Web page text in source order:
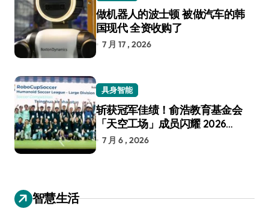
做机器人的波士顿 被做汽车的韩
国现代 全资收购了
7 月 17 , 2026
具身智能
斩获冠军佳绩！俞浩教育基金会
「天空工场」成员闪耀 2026
RoboCup 机器人世界杯
7 月 6 , 2026
智慧生活